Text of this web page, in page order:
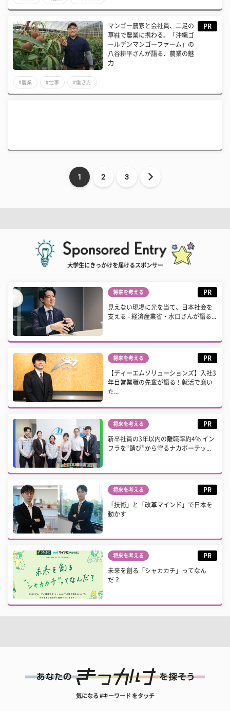
マンゴー農家と会社員、二足の
草鞋で農業に携わる。「沖縄ゴ
ールデンマンゴーファーム」の
八谷耕平さんが語る、農業の魅
力
PR
#農業 #仕事 #働き方
1 2 3
大学生にきっかけを届けるスポンサー
将来を考える PR
見えない現場に光を当て、日本社会を
支える - 経済産業省・水口さんが語る...
将来を考える PR
【ディーエムソリューションズ】入社3
年目営業職の先輩が語る！就活で磨い
た...
将来を考える PR
新卒社員の3年以内の離職率約4% イン
フラを“錆び”から守るナカボーテッ...
将来を考える PR
「技術」と「改革マインド」で日本を
動かす
将来を考える PR
未来を創る「シャカカチ」ってなん
だ？
気になる #キーワード をタッチ